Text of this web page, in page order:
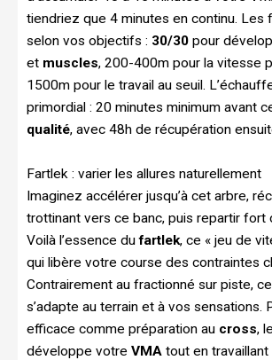
tiendriez que 4 minutes en continu. Les
selon vos objectifs : 30/30 pour
et muscles, 200-400m pour la vitesse
1500m pour le travail au seuil.
primordial : 20 minutes minimum avant
qualité, avec 48h de récupération
Fartlek : varier les allures naturellement
Imaginez accélérer jusqu’à cet arbre,
trottinant vers ce banc, puis repartir fort
Voilà l’essence dufartlek, ce « jeu de
qui libère votre course des contraintes
Contrairement au fractionné sur piste,
s’adapte au terrain et à vos sensations.
efficace comme préparation au cross,
développe votre VMA tout en